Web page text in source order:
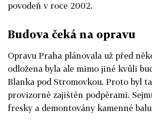
povodeň v roce 2002.
Budova čeká na opravu
Opravu Praha plánovala už před
odložena byla ale mimo jiné kvůli
Blanka pod Stromovkou. Proto byl
provizorně zajištěn podpěrami.
fresky a demontovány kamenné